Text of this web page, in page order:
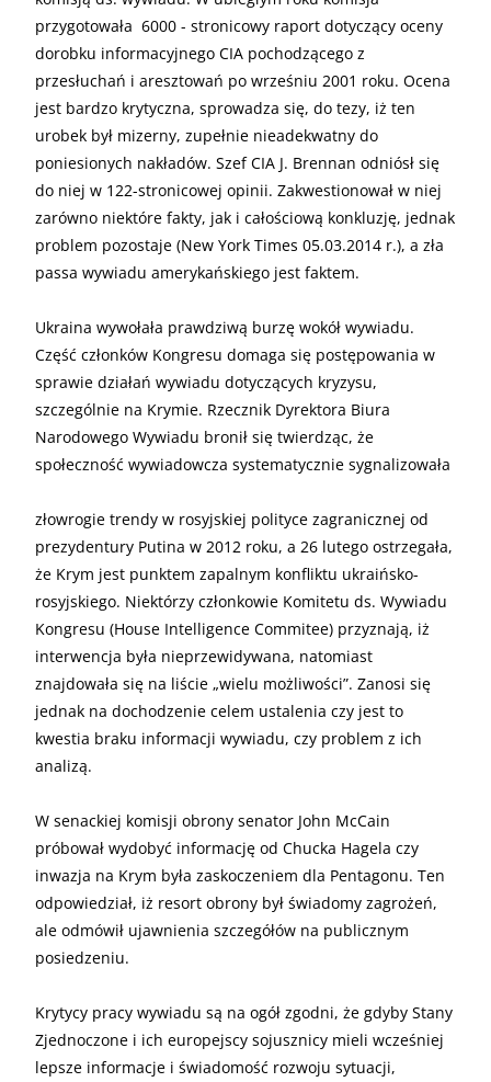
przygotowała 6000 - stronicowy raport dotyczący oceny
dorobku informacyjnego CIA pochodzącego z
przesłuchań i aresztowań po wrześniu 2001 roku. Ocena
jest bardzo krytyczna, sprowadza się, do tezy, iż ten
urobek był mizerny, zupełnie nieadekwatny do
poniesionych nakładów. Szef CIA J. Brennan odniósł się
do niej w 122-stronicowej opinii. Zakwestionował w niej
zarówno niektóre fakty, jak i całościową konkluzję, jednak
problem pozostaje (New York Times 05.03.2014 r.), a zła
passa wywiadu amerykańskiego jest faktem.
Ukraina wywołała prawdziwą burzę wokół wywiadu.
Część członków Kongresu domaga się postępowania w
sprawie działań wywiadu dotyczących kryzysu,
szczególnie na Krymie. Rzecznik Dyrektora Biura
Narodowego Wywiadu bronił się twierdząc, że
społeczność wywiadowcza systematycznie sygnalizowała
złowrogie trendy w rosyjskiej polityce zagranicznej od
prezydentury Putina w 2012 roku, a 26 lutego ostrzegała,
że Krym jest punktem zapalnym konfliktu ukraińsko-
rosyjskiego. Niektórzy członkowie Komitetu ds. Wywiadu
Kongresu (House Intelligence Commitee) przyznają, iż
interwencja była nieprzewidywana, natomiast
znajdowała się na liście „wielu możliwości”. Zanosi się
jednak na dochodzenie celem ustalenia czy jest to
kwestia braku informacji wywiadu, czy problem z ich
analizą.
W senackiej komisji obrony senator John McCain
próbował wydobyć informację od Chucka Hagela czy
inwazja na Krym była zaskoczeniem dla Pentagonu. Ten
odpowiedział, iż resort obrony był świadomy zagrożeń,
ale odmówił ujawnienia szczegółów na publicznym
posiedzeniu.
Krytycy pracy wywiadu są na ogół zgodni, że gdyby Stany
Zjednoczone i ich europejscy sojusznicy mieli wcześniej
lepsze informacje i świadomość rozwoju sytuacji,